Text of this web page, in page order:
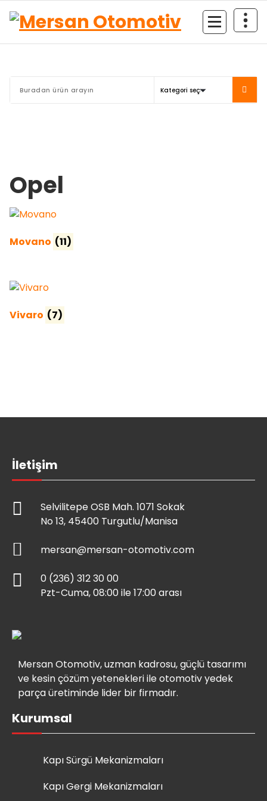
Opel
Movano (11)
Vivaro (7)
Mersan Otomotiv, uzman kadrosu, güçlü tasarımı
ve kesin çözüm yetenekleri ile otomotiv yedek
parça üretiminde lider bir firmadır.
Kurumsal
Kapı Sürgü Mekanizmaları
Kapı Gergi Mekanizmaları
İletişim
Selvilitepe OSB Mah. 1071 Sokak
No 13, 45400 Turgutlu/Manisa
mersan@mersan-otomotiv.com
0 (236) 312 30 00
Pzt-Cuma, 08:00 ile 17:00 arası